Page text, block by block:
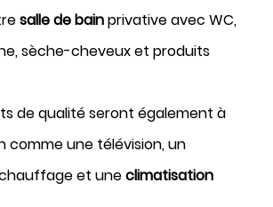
Août 2026
salle de bainprivative avec WC,
sèche-cheveux et produits
de qualité seront également à
comme une télévision, un
et uneclimatisation